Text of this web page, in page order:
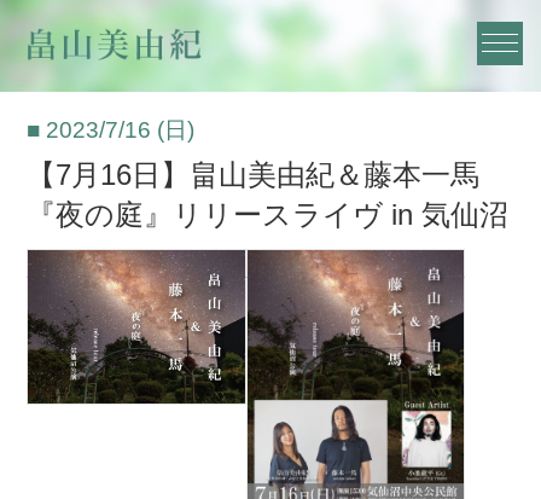
■ 2023/7/16 (日)
【7月16日】畠山美由紀＆藤本一馬
『夜の庭』リリースライヴ in 気仙沼